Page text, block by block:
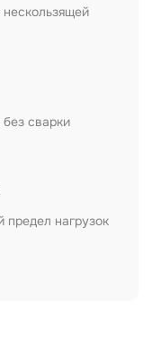
сварки
нагрузок